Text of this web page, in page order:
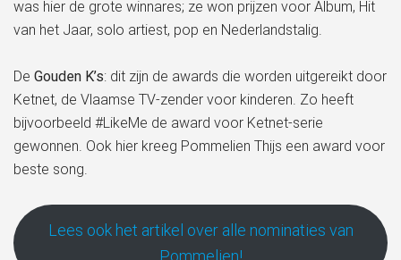
was hier de grote winnares; ze won prijzen voor Album, Hit
van het Jaar, solo artiest, pop en Nederlandstalig.
De Gouden K’s: dit zijn de awards die worden uitgereikt door
Ketnet, de Vlaamse TV-zender voor kinderen. Zo heeft
bijvoorbeeld #LikeMe de award voor Ketnet-serie
gewonnen. Ook hier kreeg Pommelien Thijs een award voor
beste song.
Lees ook het artikel over alle nominaties van
Pommelien!